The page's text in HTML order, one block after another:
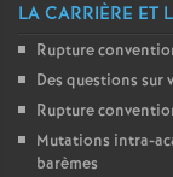
LA CARRIÈRE ET
Rupture
Des questions sur
Rupture
Mutations intra-
barèmes